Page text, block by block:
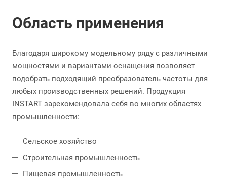
Область применения
Благодаря широкому модельному ряду с различными
мощностями и вариантами оснащения позволяет
подобрать подходящий преобразователь частоты для
любых производственных решений. Продукция
INSTART зарекомендовала себя во многих областях
промышленности:
Сельское хозяйство
Строительная промышленность
Пищевая промышленность